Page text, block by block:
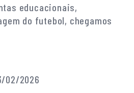
educacionais,
do futebol, chegamos
02/2026